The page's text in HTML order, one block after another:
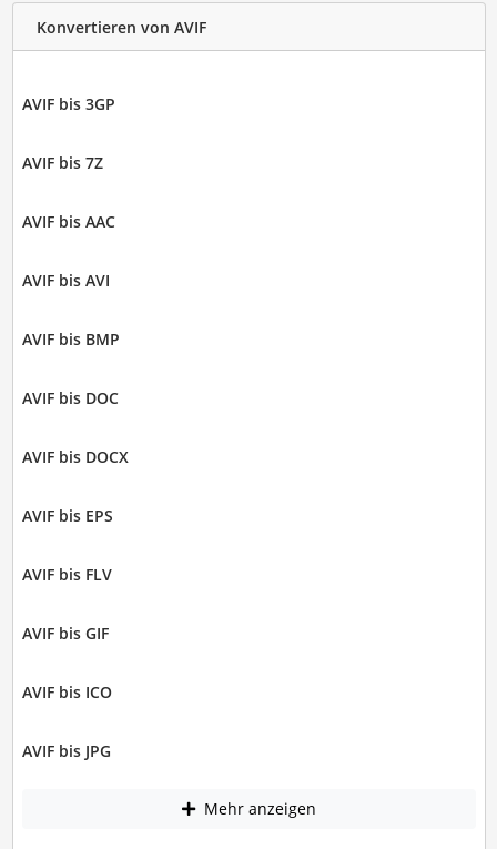
Konvertieren von AVIF
AVIF bis 3GP
AVIF bis 7Z
AVIF bis AAC
AVIF bis AVI
AVIF bis BMP
AVIF bis DOC
AVIF bis DOCX
AVIF bis EPS
AVIF bis FLV
AVIF bis GIF
AVIF bis ICO
AVIF bis JPG
Mehr anzeigen